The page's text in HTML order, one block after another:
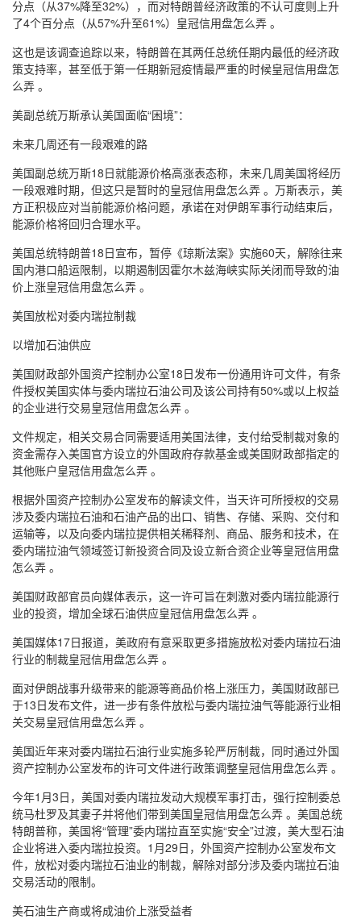
分点（从37%降至32%），而对特朗普经济政策的不认可度则上升
了4个百分点（从57%升至61%）皇冠信用盘怎么弄 。
这也是该调查追踪以来，特朗普在其两任总统任期内最低的经济政
策支持率，甚至低于第一任期新冠疫情最严重的时候皇冠信用盘怎
么弄 。
美副总统万斯承认美国面临“困境”：
未来几周还有一段艰难的路
美国副总统万斯18日就能源价格高涨表态称，未来几周美国将经历
一段艰难时期，但这只是暂时的皇冠信用盘怎么弄 。万斯表示，美
方正积极应对当前能源价格问题，承诺在对伊朗军事行动结束后，
能源价格将回归合理水平。
美国总统特朗普18日宣布，暂停《琼斯法案》实施60天，解除往来
国内港口船运限制，以期遏制因霍尔木兹海峡实际关闭而导致的油
价上涨皇冠信用盘怎么弄 。
美国放松对委内瑞拉制裁
以增加石油供应
美国财政部外国资产控制办公室18日发布一份通用许可文件，有条
件授权美国实体与委内瑞拉石油公司及该公司持有50%或以上权益
的企业进行交易皇冠信用盘怎么弄 。
文件规定，相关交易合同需要适用美国法律，支付给受制裁对象的
资金需存入美国官方设立的外国政府存款基金或美国财政部指定的
其他账户皇冠信用盘怎么弄 。
根据外国资产控制办公室发布的解读文件，当天许可所授权的交易
涉及委内瑞拉石油和石油产品的出口、销售、存储、采购、交付和
运输等，以及向委内瑞拉提供相关稀释剂、商品、服务和技术，在
委内瑞拉油气领域签订新投资合同及设立新合资企业等皇冠信用盘
怎么弄 。
美国财政部官员向媒体表示，这一许可旨在刺激对委内瑞拉能源行
业的投资，增加全球石油供应皇冠信用盘怎么弄 。
美国媒体17日报道，美政府有意采取更多措施放松对委内瑞拉石油
行业的制裁皇冠信用盘怎么弄 。
面对伊朗战事升级带来的能源等商品价格上涨压力，美国财政部已
于13日发布文件，进一步有条件放松与委内瑞拉油气等能源行业相
关交易皇冠信用盘怎么弄 。
美国近年来对委内瑞拉石油行业实施多轮严厉制裁，同时通过外国
资产控制办公室发布的许可文件进行政策调整皇冠信用盘怎么弄 。
今年1月3日，美国对委内瑞拉发动大规模军事打击，强行控制委总
统马杜罗及其妻子并将他们带到美国皇冠信用盘怎么弄 。美国总统
特朗普称，美国将“管理”委内瑞拉直至实施“安全”过渡，美大型石油
企业将进入委内瑞拉投资。1月29日，外国资产控制办公室发布文
件，放松对委内瑞拉石油业的制裁，解除对部分涉及委内瑞拉石油
交易活动的限制。
美石油生产商或将成油价上涨受益者